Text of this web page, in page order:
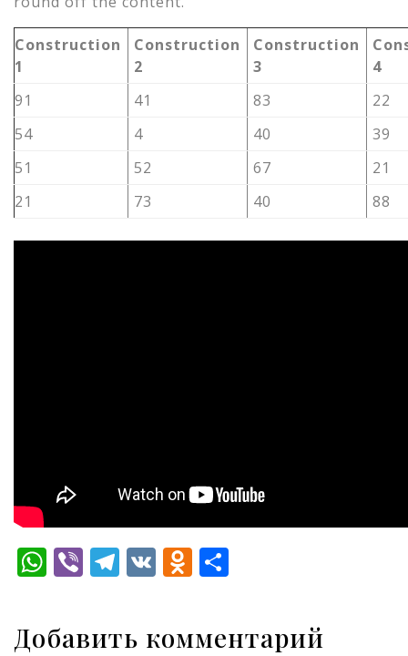
Construction
1
Construction
2
Construction
3
4
91
41 83
22
54
4 40
39
51
52 67
21
21
73 40 88
WhatsApp
ViberTelegram
VKOdnoklassniki
Добавить комментарий